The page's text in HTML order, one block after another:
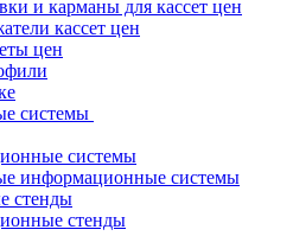
и карманы для кассет цен
кассет цен
цен
системы
системы
информационные системы
стенды
стенды